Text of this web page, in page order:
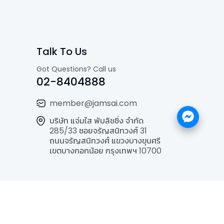
Talk To Us
Got Questions? Call us
02-8404888
member@jamsai.com
บริษัท แจ่มใส พับลิชชิ่ง จำกัด
285/33 ซอยจรัญสนิทวงศ์ 31
ถนนจรัญสนิทวงศ์ แขวงบางขุนศรี
เขตบางกอกน้อย กรุงเทพฯ 10700